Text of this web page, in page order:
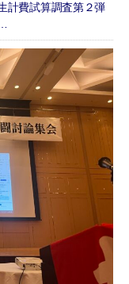
計費試算調査第２弾